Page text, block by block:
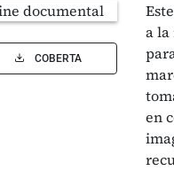
COBERTA
a la
en